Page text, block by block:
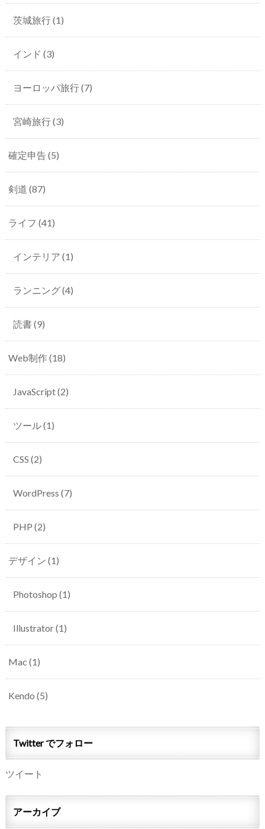
茨城旅行(1)
インド (3)
ヨーロッパ旅行(7)
宮崎旅行(3)
確定申告(5)
剣道 (87)
ライフ (41)
インテリア (1)
ランニング(4)
読書(9)
Web制作(18)
JavaScript(2)
ツール(1)
CSS (2)
WordPress (7)
PHP (2)
デザイン (1)
Photoshop (1)
Illustrator(1)
Mac (1)
Kendo (5)
Twitter でフォロー
ツイート
アーカイブ